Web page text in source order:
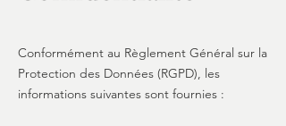
Conformément au Règlement Général sur la
Protection des Données (RGPD), les
informations suivantes sont fournies :